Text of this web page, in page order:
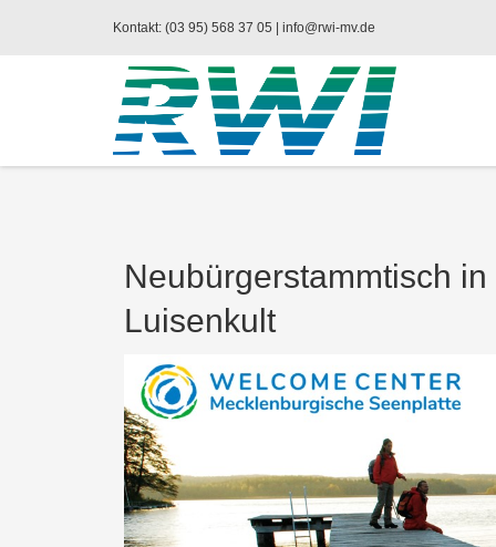
Kontakt: (03 95) 568 37 05 | info@rwi-mv.de
Neubürgerstammtisch
Luisenkult